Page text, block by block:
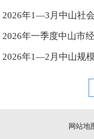
2026年1—3月中山社
2026年一季度中山市
2026年1—2月中山规
网站地